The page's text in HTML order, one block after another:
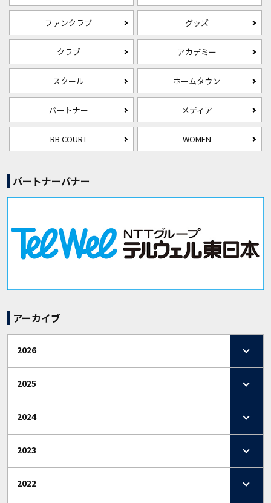
ファンクラブ グッズ
クラブ アカデミー
スクール ホームタウン
パートナー メディア
RB COURT WOMEN
パートナーバナー
アーカイブ
2026
2025
2024
2023
2022